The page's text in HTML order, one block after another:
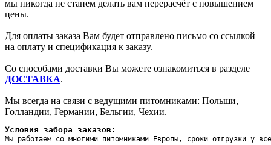
мы никогда не станем делать вам перерасчёт с повышением
цены.
Для оплаты заказа Вам будет отправлено письмо со ссылкой
на оплату и спецификация к заказу.
Со способами доставки Вы можете ознакомиться в разделе
ДОСТАВКА.
Мы всегда на связи с ведущими питомниками: Польши,
Голландии, Германии, Бельгии, Чехии.
Условия забора заказов:
Мы работаем со многими питомниками Европы, сроки отгрузки у